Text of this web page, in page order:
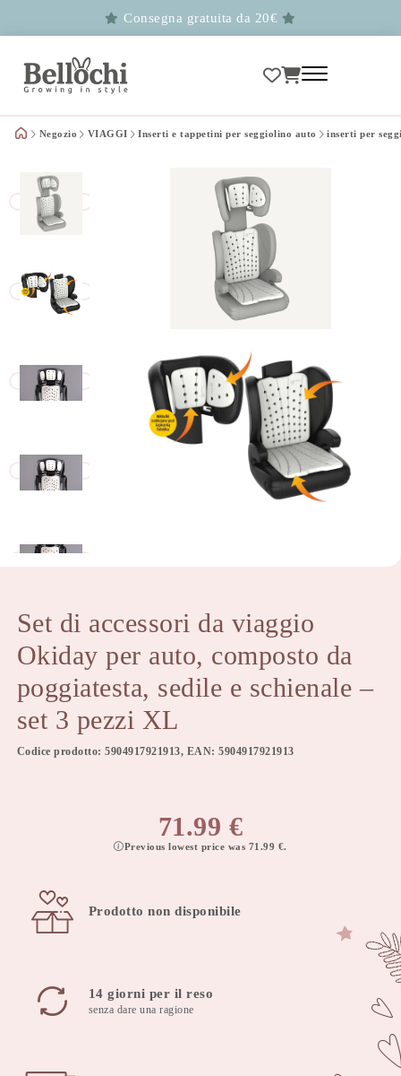
Consegna gratuita da 20€
Negozio VIAGGI Inserti e tappetini per seggiolino auto inserti per
Set di accessori da viaggio
Okiday per auto, composto da
poggiatesta, sedile e schienale –
set 3 pezzi XL
Codice prodotto: 5904917921913, EAN: 5904917921913
71.99 €
Previous lowest price was 71.99 €.
Prodotto non disponibile
14 giorni per il reso
senza dare una ragione